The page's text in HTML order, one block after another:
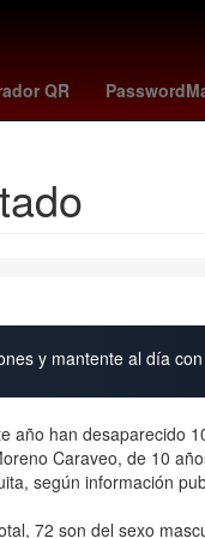
QR
nación hugo
y mantente al día
han desaparecido
Caraveo, de 10
según información
72 son del sexo